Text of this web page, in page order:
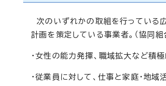
次のいずれかの取組を行っている
計画を策定している事業者。（協同
・女性の能力発揮、職域拡大など積
・従業員に対して、仕事と家庭・地